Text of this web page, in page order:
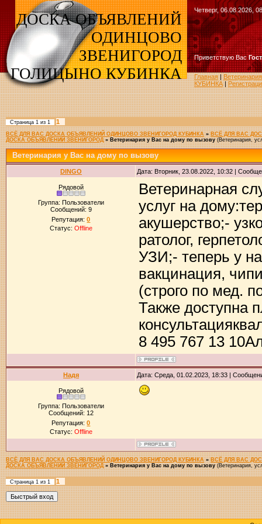
ДОСКА ОБЪЯВЛЕНИЙ
ОДИНЦОВО
ЗВЕНИГОРОД
ГОЛИЦЫНО КУБИНКА
Четверг, 06.08.2026,
Приветствую Вас
Главная|
КУБИНКА|
Страница 1из 1 1
ВСЁ ДЛЯ ВАС ДОСКА ОБЪЯВЛЕНИЙ ОДИНЦОВО ЗВЕНИГОРОД КУБИНКА » ВСЁ ДЛЯ ВАС
ДОСКА ОБЪЯВЛЕНИЙ ЗВЕНИГОРОД » Ветеринария у Вас на дому по вызову (Ветеринария,
Ветеринария у Вас на дому по вызову
DINGO Дата: Вторник, 23.08.2022, 10:32 |
Рядовой
Группа: Пользователи
Сообщений: 9
Репутация:0
Статус: Offline
Ветеринарная
услуг на
акушерство;-
ратолог,
УЗИ;- теперь у
вакцинация,
(строго по мед.
Также доступна
8 495 767 13
Надя Дата: Среда, 01.02.2023, 18:33 |
Рядовой
Группа: Пользователи
Сообщений: 12
Репутация:0
Статус: Offline
ВСЁ ДЛЯ ВАС ДОСКА ОБЪЯВЛЕНИЙ ОДИНЦОВО ЗВЕНИГОРОД КУБИНКА » ВСЁ ДЛЯ ВАС
ДОСКА ОБЪЯВЛЕНИЙ ЗВЕНИГОРОД » Ветеринария у Вас на дому по вызову (Ветеринария,
Страница 1из 1 1